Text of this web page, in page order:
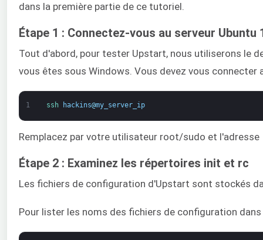
dans la première partie de ce tutoriel.
Étape 1 : Connectez-vous au serveur Ubuntu
Tout d'abord, pour tester Upstart, nous utiliserons le
vous êtes sous Windows. Vous devez vous
1 ssh hackins@my_server_ip
Remplacez par votre utilisateur root/sudo et l'adresse
Étape 2 : Examinez les répertoires init et rc
Les fichiers de configuration d'Upstart sont stockés
Pour lister les noms des fichiers de configuration